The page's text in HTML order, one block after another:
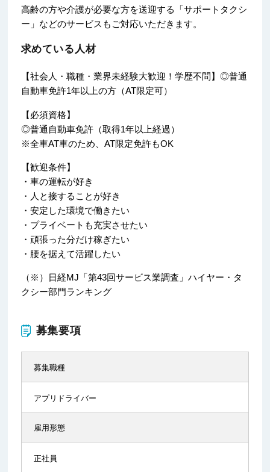
高齢の方や介護が必要な方を送迎する「サポートタクシ
ー」などのサービスもご対応いただきます。
求めている人材
【社会人・職種・業界未経験大歓迎！学歴不問】◎普通
自動車免許1年以上の方（AT限定可）
【必須資格】
◎普通自動車免許（取得1年以上経過）
※全車AT車のため、AT限定免許もOK
【歓迎条件】
・車の運転が好き
・人と接することが好き
・安定した環境で働きたい
・プライベートも充実させたい
・頑張った分だけ稼ぎたい
・腰を据えて活躍したい
（※）日経MJ「第43回サービス業調査」ハイヤー・タ
クシー部門ランキング
募集要項
募集職種
アプリドライバー
雇用形態
正社員